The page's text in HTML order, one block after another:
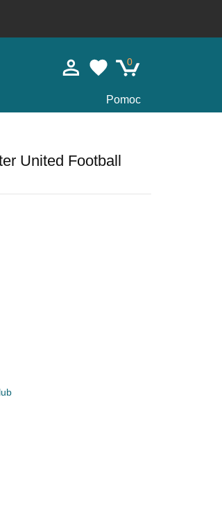
0
Pomoc
United Football